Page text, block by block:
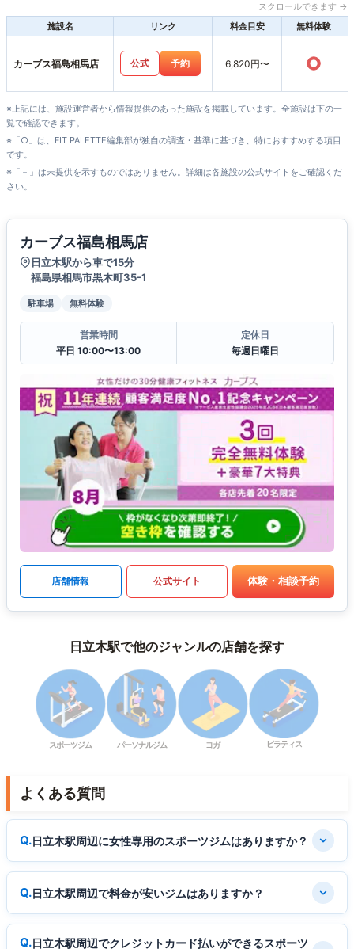
スクロールできます →
施設名
リンク 料金目安 無料体験
カーブス福島相馬店 公式 予約 6,820円〜 ○
※上記には、施設運営者から情報提供のあった施設を掲載しています。全施設は下の一
覧で確認できます。
※「○」は、FIT PALETTE編集部が独自の調査・基準に基づき、特におすすめする項目
です。
※「－」は未提供を示すものではありません。詳細は各施設の公式サイトをご確認くだ
さい。
カーブス福島相馬店
日立木駅から車で15分
福島県相馬市黒木町35-1
駐車場 無料体験
営業時間
平日 10:00〜13:00
定休日
毎週日曜日
店舗情報 公式サイト 体験・相談予約
日立木駅で他のジャンルの店舗を探す
スポーツジム パーソナルジム ヨガ ピラティス
よくある質問
日立木駅周辺に女性専用のスポーツジムはありますか？
日立木駅周辺で料金が安いジムはありますか？
日立木駅周辺でクレジットカード払いができるスポーツ